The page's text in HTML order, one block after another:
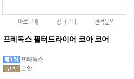
바로구매 장바구니 견적문의
프레독스 필터드라이어 코아 코어
프레독스
고압